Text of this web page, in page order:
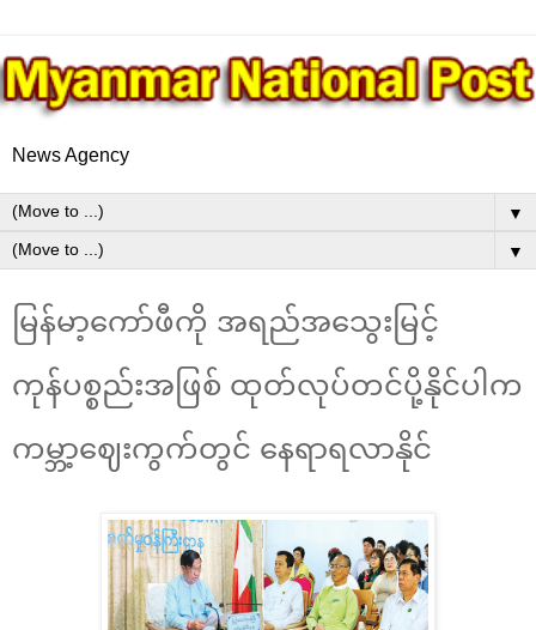
News Agency
▼
▼
မြန်မာ့ကော်ဖီကို အရည်အသွေးမြင့်
ကုန်ပစ္စည်းအဖြစ် ထုတ်လုပ်တင်ပို့နိုင်ပါက
ကမ္ဘာ့ဈေးကွက်တွင် နေရာရလာနိုင်